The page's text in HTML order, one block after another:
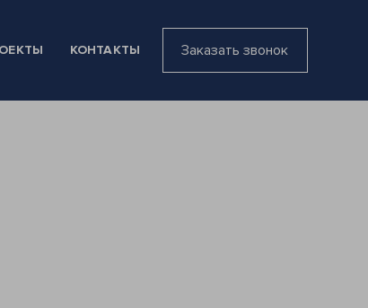
КОНТАКТЫ Заказать звонок